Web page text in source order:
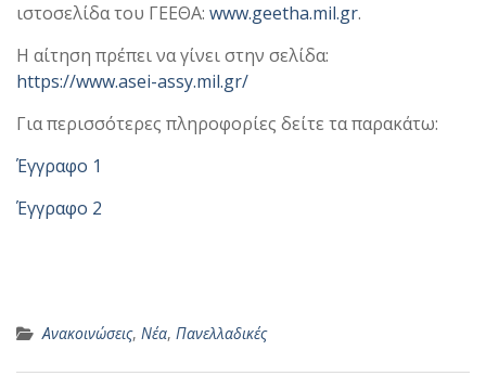
ιστοσελίδα του ΓΕΕΘΑ: www.geetha.mil.gr.
Η αίτηση πρέπει να γίνει στην σελίδα:
https://www.asei-assy.mil.gr/
Για περισσότερες πληροφορίες δείτε τα παρακάτω:
Έγγραφο 1
Έγγραφο 2
Ανακοινώσεις, Νέα, Πανελλαδικές